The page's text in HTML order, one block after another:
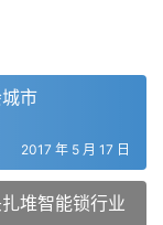
市
2017 年 5 月 17 日
堆智能锁行业